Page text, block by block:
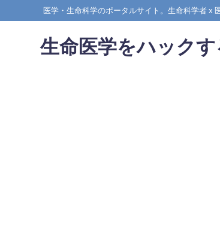
医学・生命科学のポータルサイト。生命科学者 x
生命医学をハックす